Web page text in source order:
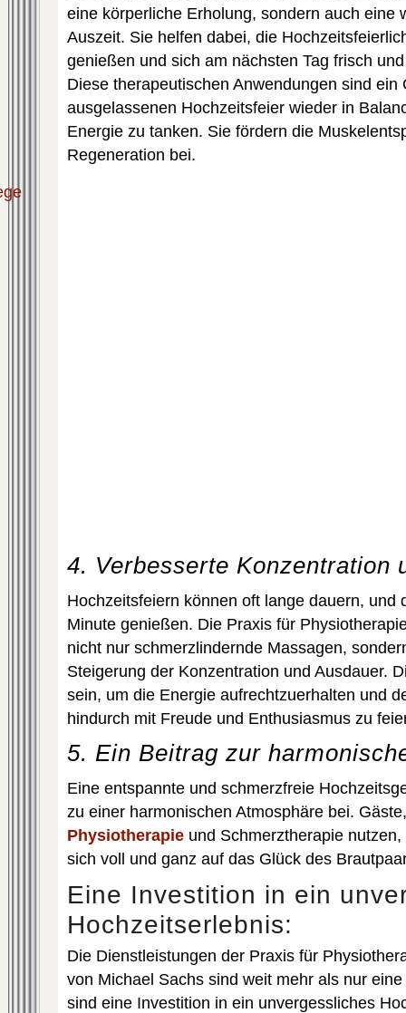
eine körperliche Erholung, sondern auch eine
Auszeit. Sie helfen dabei, die
genießen und sich am nächsten Tag frisch
Diese therapeutischen Anwendungen sind
ausgelassenen Hochzeitsfeier wieder in
Energie zu tanken. Sie fördern die
Regeneration bei.
4. Verbesserte Konzentration
Hochzeitsfeiern können oft lange dauern, und
Minute genießen. Die Praxis für
nicht nur schmerzlindernde Massagen,
Steigerung der Konzentration und Ausdauer.
sein, um die Energie aufrechtzuerhalten und
hindurch mit Freude und Enthusiasmus zu
5. Ein Beitrag zur
Eine entspannte und schmerzfreie
zu einer harmonischen Atmosphäre bei.
Physiotherapie und Schmerztherapie
sich voll und ganz auf das Glück des
Eine Investition in ein
Hochzeitserlebnis:
Die Dienstleistungen der Praxis für
von Michael Sachs sind weit mehr als nur
sind eine Investition in ein unvergessliches